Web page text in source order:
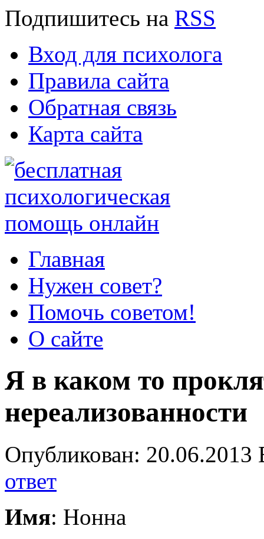
Подпишитесь на RSS
Вход для психолога
Правила сайта
Обратная связь
Карта сайта
Главная
Нужен совет?
Помочь советом!
О сайте
Я в каком то
нереализованности
Опубликован:
ответ
Имя: Нонна